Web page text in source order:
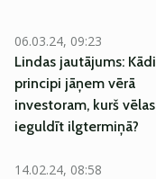
06.03.24, 09:23
Lindas jautājums: Kādi
principi jāņem vērā
investoram, kurš vēlas
ieguldīt ilgtermiņā?
14.02.24, 08:58